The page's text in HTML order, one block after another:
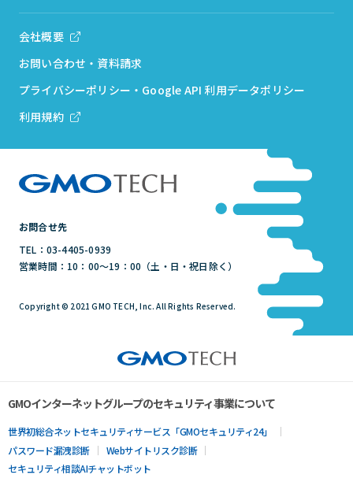
お問合せ先
TEL：03-4405-0939
営業時間：10：00～19：00（土・日・祝日除く）
会社概要
お問い合わせ・資料請求
プライバシーポリシー・Google API 利用データポリシー
利用規約
Copyright © 2021 GMO TECH, Inc. All Rights Reserved.
GMOインターネットグループのセキュリティ事業について
世界初総合ネットセキュリティサービス「GMOセキュリティ24」
パスワード漏洩診断
Webサイトリスク診断
セキュリティ相談AIチャットボット